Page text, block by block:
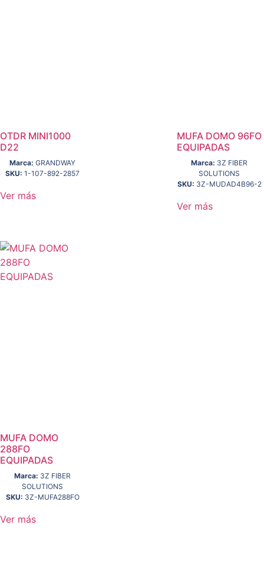
OTDR MINI1000
D22
Marca: GRANDWAY
SKU: 1-107-892-2857
Ver más
MUFA DOMO 96FO
EQUIPADAS
Marca: 3Z FIBER
SOLUTIONS
SKU: 3Z-MUDAD4B96-2
Ver más
MUFA DOMO
288FO
EQUIPADAS
Marca: 3Z FIBER
SOLUTIONS
SKU: 3Z-MUFA288FO
Ver más